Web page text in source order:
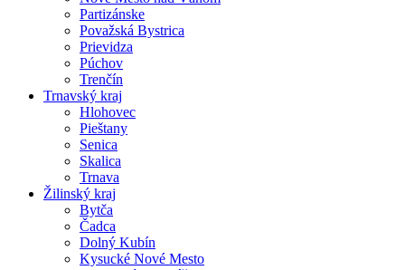
Partizánske
Považská Bystrica
Prievidza
Púchov
Trenčín
Trnavský kraj
Hlohovec
Pieštany
Senica
Skalica
Trnava
Žilinský kraj
Bytča
Čadca
Dolný Kubín
Kysucké Nové Mesto